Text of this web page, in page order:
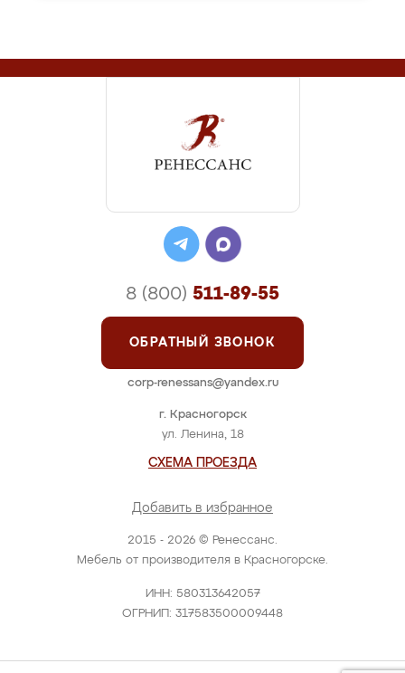
2015 - 2026 © Ренессанс.
Мебель от производителя в Красногорске.
ИНН: 580313642057
ОГРНИП: 317583500009448
г. Красногорск
ул. Ленина, 18
СХЕМА ПРОЕЗДА
Добавить в избранное
8 (800) 511-89-55
ОБРАТНЫЙ ЗВОНОК
corp-renessans@yandex.ru